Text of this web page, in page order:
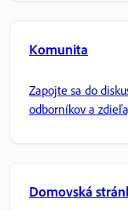
Komunita
Zapojte sa do
odborníkov a
Domovská